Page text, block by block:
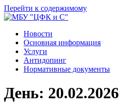
Перейти к содержимому
Новости
Основная информация
Услуги
Антидопинг
Нормативные документы
День: 20.02.2026